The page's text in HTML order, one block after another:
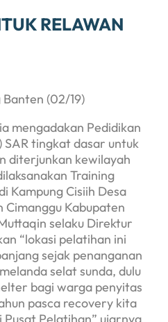
RELAWAN
(02/19)
mengadakan Pedidikan
SAR tingkat dasar untuk
diterjunkan kewilayah
Training
Kampung Cisiih Desa
Cimanggu Kabupaten
selaku Direktur
“lokasi pelatihan ini
sejak penanganan
selat sunda, dulu
bagi warga penyitas
pasca recovery kita